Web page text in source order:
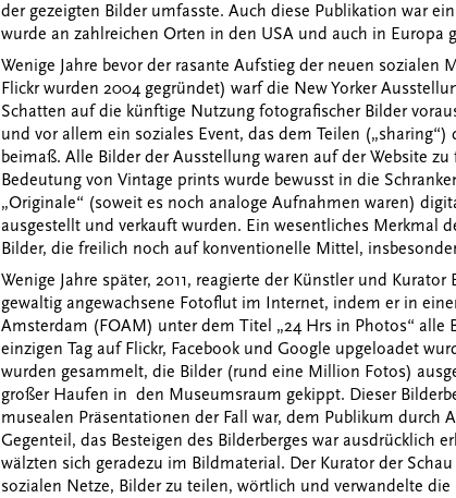
der gezeigten Bilder umfasste. Auch diese Publikation war
wurde an zahlreichen Orten in den USA und auch in Europa
Wenige Jahre bevor der rasante Aufstieg der neuen sozialen
Flickr wurden 2004 gegründet) warf die New Yorker
Schatten auf die künftige Nutzung fotografischer Bilder
und vor allem ein soziales Event, das dem Teilen
beimaß. Alle Bilder der Ausstellung waren auf der Website
Bedeutung von Vintage prints wurde bewusst in die
„Originale“ (soweit es noch analoge Aufnahmen waren)
ausgestellt und verkauft wurden. Ein wesentliches Merkmal
Bilder, die freilich noch auf konventionelle Mittel,
Wenige Jahre später, 2011, reagierte der Künstler und
gewaltig angewachsene Fotoflut im Internet, indem er in
Amsterdam (FOAM) unter dem Titel „24 Hrs in Photos“ alle
einzigen Tag auf Flickr, Facebook und Google upgeloadet
wurden gesammelt, die Bilder (rund eine Million Fotos)
großer Haufen in den Museumsraum gekippt. Dieser
musealen Präsentationen der Fall war, dem Publikum durch
Gegenteil, das Besteigen des Bilderberges war ausdrücklich
wälzten sich geradezu im Bildmaterial. Der Kurator der
sozialen Netze, Bilder zu teilen, wörtlich und verwandelte